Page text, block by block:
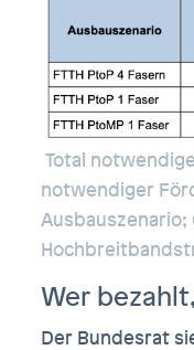
Total
notwendiger
Ausbauszenario;
Wer
Der Bundesrat